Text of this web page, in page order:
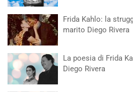
Frida Kahlo: la
marito Diego Rivera
La poesia di Frida
Diego Rivera